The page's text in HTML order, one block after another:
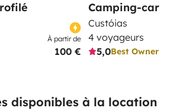
À partir de
100 €
Camping-car
Custóias
4 voyageurs
5,0Best Owner
disponibles à la location